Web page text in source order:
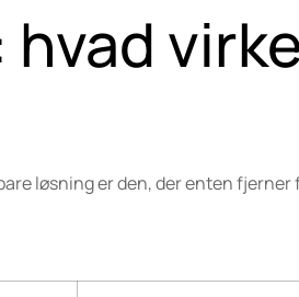
løsning er den, der enten